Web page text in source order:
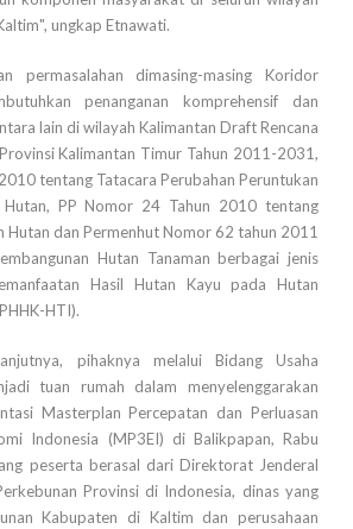
ungkap Etnawati.
permasalahan dimasing-masing Koridor
penanganan komprehensif dan
lain di wilayah Kalimantan Draft Rencana
Kalimantan Timur Tahun 2011-2031,
tentang Tatacara Perubahan Peruntukan
Hutan, PP Nomor 24 Tahun 2010 tentang
Hutan dan Permenhut Nomor 62 tahun 2011
Hutan Tanaman berbagai jenis
Hasil Hutan Kayu pada Hutan
HTI).
pihaknya melalui Bidang Usaha
tuan rumah dalam menyelenggarakan
Masterplan Percepatan dan Perluasan
Indonesia (MP3EI) di Balikpapan, Rabu
peserta berasal dari Direktorat Jenderal
Provinsi di Indonesia, dinas yang
Kabupaten di Kaltim dan perusahaan